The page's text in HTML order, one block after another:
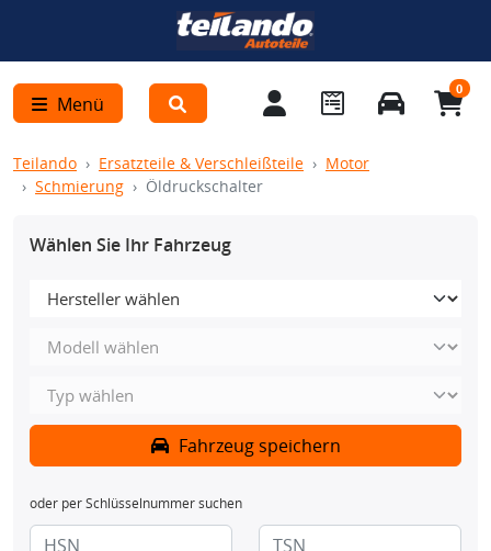
Menü
0
Teilando Ersatzteile & Verschleißteile
Motor
Schmierung
Öldruckschalter
Wählen Sie Ihr Fahrzeug
Fahrzeug speichern
oder per Schlüsselnummer suchen